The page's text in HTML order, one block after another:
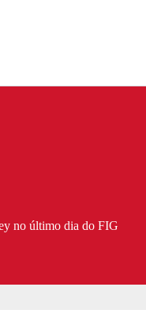
no último dia do FIG